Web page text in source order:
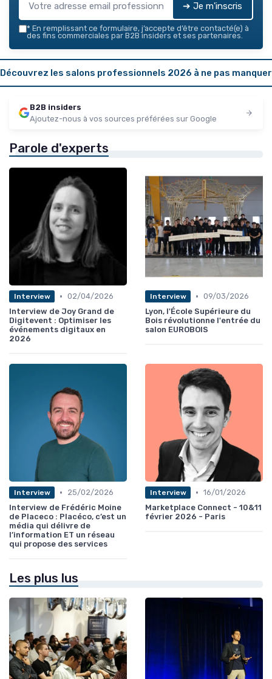
➔ Je m'inscris
* En remplissant ce formulaire, j’accepte d’être contacté(e) à
des fins commerciales par B2B insiders et ses partenaires.
Découvrez les salons professionnels 2026 à ne pas manquer
B2B insiders
Ajoutez-nous à vos sources préférées sur Google
Parole d'experts
Interview • 02/04/2026
Interview de Joy Grand de
Digitevent : Optimiser les
événements digitaux en
2026
Interview • 09/03/2026
Lyon, l'École Supérieure du
Bois révolutionne l'entrée du
salon EUROBOIS
Interview •
25/02/2026
Interview de Frédéric Moine
de Placeco : Placéco, c’est un
média qui délivre de
l’information ET un réseau
qui propose des services
Interview • 16/01/2026
Marketplace Connect - 10&11
février 2026 - Paris
Les plus lus